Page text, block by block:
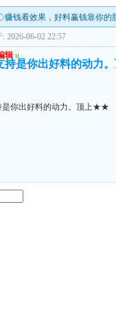
钱看效果，好料赢钱靠你的
2026-06-02 22:57
辑 u
持是你出好料的动力
是你出好料的动力。顶上★★